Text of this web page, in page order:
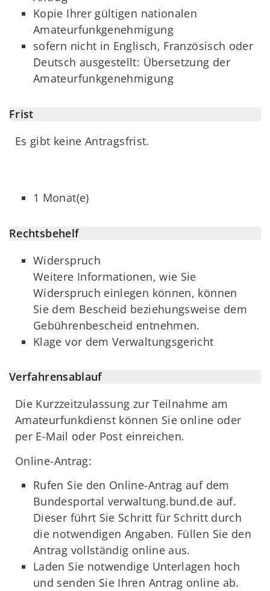
Kopie Ihrer gültigen nationalen
Amateurfunkgenehmigung
sofern nicht in Englisch, Französisch oder
Deutsch ausgestellt: Übersetzung der
Amateurfunkgenehmigung
Frist
Es gibt keine Antragsfrist.
1 Monat(e)
Rechtsbehelf
Widerspruch
Weitere Informationen, wie Sie
Widerspruch einlegen können, können
Sie dem Bescheid beziehungsweise dem
Gebührenbescheid entnehmen.
Klage vor dem Verwaltungsgericht
Verfahrensablauf
Die Kurzzeitzulassung zur Teilnahme am
Amateurfunkdienst können Sie online oder
per E-Mail oder Post einreichen.
Online-Antrag:
Rufen Sie den Online-Antrag auf dem
Bundesportal verwaltung.bund.de auf.
Dieser führt Sie Schritt für Schritt durch
die notwendigen Angaben. Füllen Sie den
Antrag vollständig online aus.
Laden Sie notwendige Unterlagen hoch
und senden Sie Ihren Antrag online ab.